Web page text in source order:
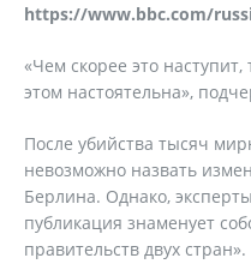
https://www.bbc.com/
«Чем скорее это
этом настоятельна»,
После убийства тысяч
невозможно назвать
Берлина. Однако,
публикация знаменует
правительств двух стран».